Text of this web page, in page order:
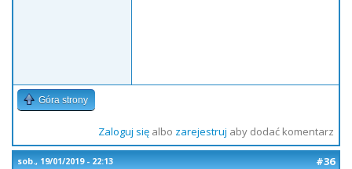
Góra strony
Zaloguj sięalbo zarejestruj aby dodać komentarz
sob., 19/01/2019 - 22:13
#36